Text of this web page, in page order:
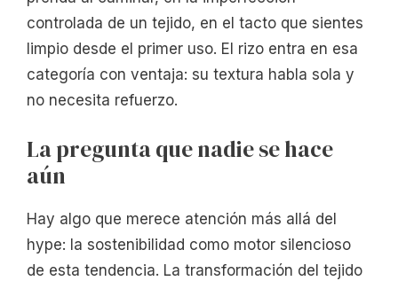
controlada de un tejido, en el tacto que sientes
limpio desde el primer uso. El rizo entra en esa
categoría con ventaja: su textura habla sola y
no necesita refuerzo.
La pregunta que nadie se hace
aún
Hay algo que merece atención más allá del
hype: la sostenibilidad como motor silencioso
de esta tendencia. La transformación del tejido